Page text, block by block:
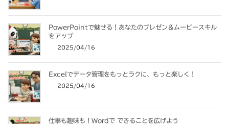
PowerPointで魅せる！あなたのプレゼン＆ムービースキル
をアップ
2025/04/16
Excelでデータ管理をもっとラクに、もっと楽しく！
2025/04/16
仕事も趣味も！Wordで できることを広げよう